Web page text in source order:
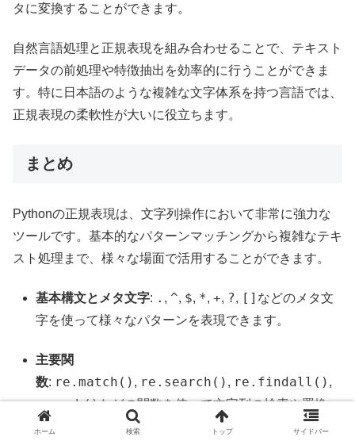
タに変換することができます。
自然言語処理と正規表現を組み合わせることで、テキスト
データの前処理や特徴抽出を効率的に行うことができま
す。特に日本語のような複雑な文字体系を持つ言語では、
正規表現の柔軟性が大いに役立ちます。
まとめ
Pythonの正規表現は、文字列操作において非常に強力な
ツールです。基本的なパターンマッチングから複雑なテキ
スト処理まで、様々な場面で活用することができます。
基本構文とメタ文字: . , ^, $, *,+, ?, [] などのメタ文
字を使って様々なパターンを表現できます。
主要関
数: re.match() , re.search() , re.findall() ,
re.sub()などの関数を使って文字列の検索や置換
が可能です。
ホーム 検索 トップ サイドバー